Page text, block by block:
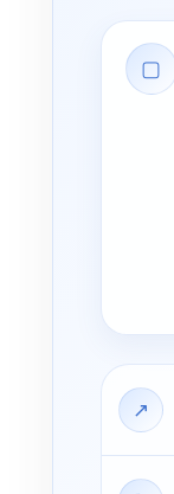
▢
↗